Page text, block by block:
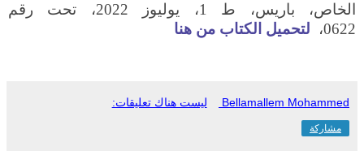
الخاص، باريس، ط 1، يوليوز 2022، تحت رقم
0622،
لتحميل الكتاب من هنا
Bellamallem Mohammed ليست هناك تعليقات:
مشاركة